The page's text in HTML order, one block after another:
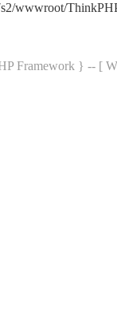
wwwroot/
Framework } -- [